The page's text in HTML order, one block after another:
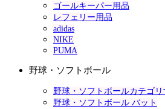
ゴールキーパー用品
レフェリー用品
adidas
NIKE
PUMA
野球・ソフトボール
野球・ソフトボールカテゴリ
野球・ソフトボール バット